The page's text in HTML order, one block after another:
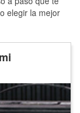
elegir la mejor